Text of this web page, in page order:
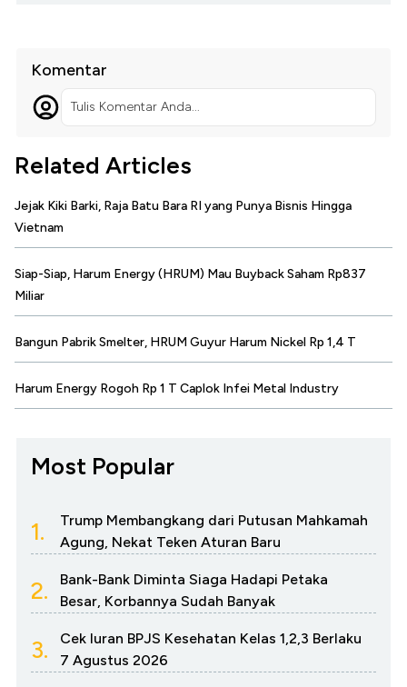
Komentar
Tulis Komentar Anda...
Related Articles
Jejak Kiki Barki, Raja Batu Bara RI yang Punya Bisnis Hingga
Vietnam
Siap-Siap, Harum Energy (HRUM) Mau Buyback Saham Rp837
Miliar
Bangun Pabrik Smelter, HRUM Guyur Harum Nickel Rp 1,4 T
Harum Energy Rogoh Rp 1 T Caplok Infei Metal Industry
Most Popular
1.
Trump Membangkang dari Putusan Mahkamah
Agung, Nekat Teken Aturan Baru
2.
Bank-Bank Diminta Siaga Hadapi Petaka
Besar, Korbannya Sudah Banyak
3.
Cek Iuran BPJS Kesehatan Kelas 1,2,3 Berlaku
7 Agustus 2026